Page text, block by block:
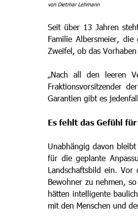
von Dietmar Lehmann
Seit über 13 Jahren
Familie Albersmeier,
Zweifel, ob das
„Nach all den leeren
Fraktionsvorsitzender
Garantien gibt es
Es fehlt das Gefühl
Unabhängig davon
für die geplante
Landschaftsbild ein.
Bewohner zu nehmen,
hätten intelligente
mit den Menschen und